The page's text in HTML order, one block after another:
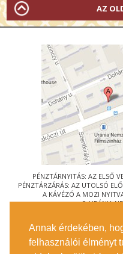
Annak érdekében,
felhasználói élményt
AZ
PÉNZTÁRNYITÁS: AZ ELSŐ
PÉNZTÁRZÁRÁS: AZ UTOLSÓ
A KÁVÉZÓ A MOZI
© URÁNIA
1088